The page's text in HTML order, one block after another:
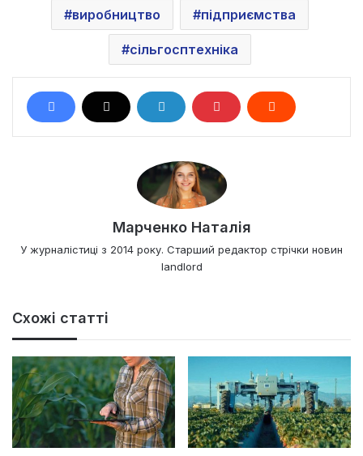
виробництво підприємства
сільгосптехніка
Марченко Наталія
У журналістиці з 2014 року. Старший редактор стрічки новин
landlord
Схожі статті